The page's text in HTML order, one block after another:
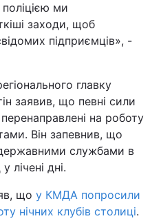
ми
заходи, щоб
підприємців», -
главку
заявив, що певні сили
на роботу
Він запевнив, що
службами в
лічені дні.
що у КМДА попросили
нічних клубів столиці.